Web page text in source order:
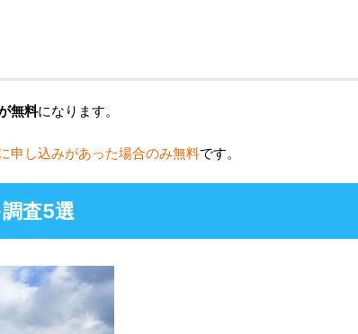
無料になります。
申し込みがあった場合のみ無料です。
査5選